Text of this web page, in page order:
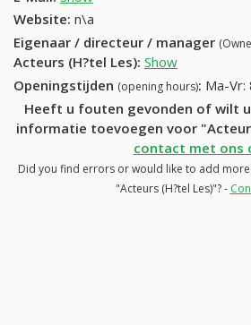
Website: n\a
Eigenaar / directeur / manager
Acteurs (H?tel Les): Show
Openingstijden (opening hours): Ma-
Heeft u fouten gevonden of wilt
informatie toevoegen voor
contact met ons
Did you find errors or would like to add
"Acteurs (H?tel Les)"? -